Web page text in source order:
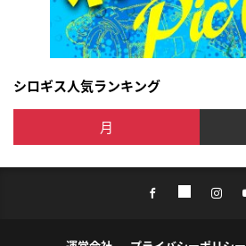
シロギス人気ランキング
月